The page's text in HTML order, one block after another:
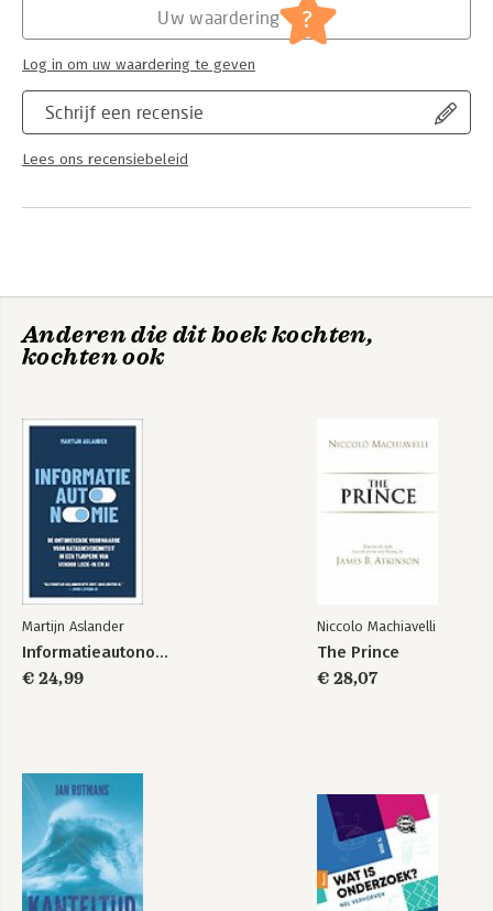
Mens en maatschappij
Schrijf een recensie
Lees ons recensiebeleid
Uw waardering ?
Log in om uw waardering te geven
Anderen die dit boek kochten,
kochten ook
Martijn Aslander
Informatieautonomie
€ 24,99
Niccolo Machiavelli
The Prince
€ 28,07